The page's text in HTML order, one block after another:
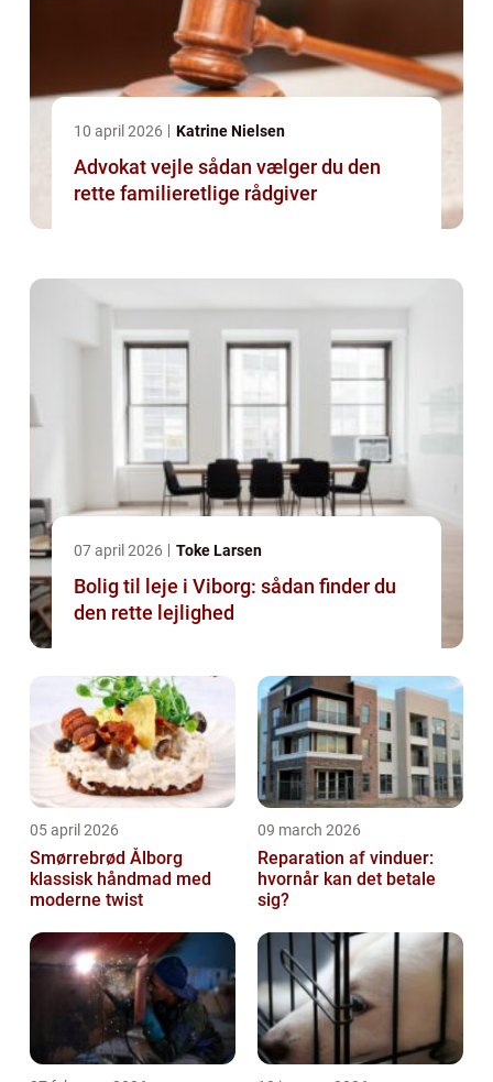
10 april 2026 Katrine Nielsen
Advokat vejle sådan vælger du den
rette familieretlige rådgiver
07 april 2026 Toke Larsen
Bolig til leje i Viborg: sådan finder du
den rette lejlighed
05 april 2026
Smørrebrød Ålborg
klassisk håndmad med
moderne twist
09 march 2026
Reparation af vinduer:
hvornår kan det betale
sig?